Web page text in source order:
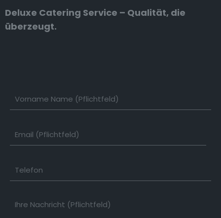
Deluxe Catering Service – Qualität, die
überzeugt.